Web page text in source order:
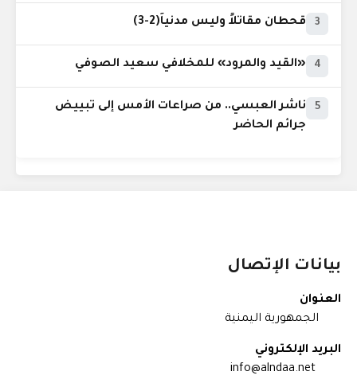
3 قحطان مقاتلاً وليس مدنياً(2-3)
4 «القيد والمرود» للمخلافي سعيد الصوفي
5
ناشر العبسي.. من صراعات الأمس إلى تبييض
جرائم الحاضر
بيانات الإتصال
العنوان
الجمهورية اليمنية
البريد الإلكتروني
info@alndaa.net